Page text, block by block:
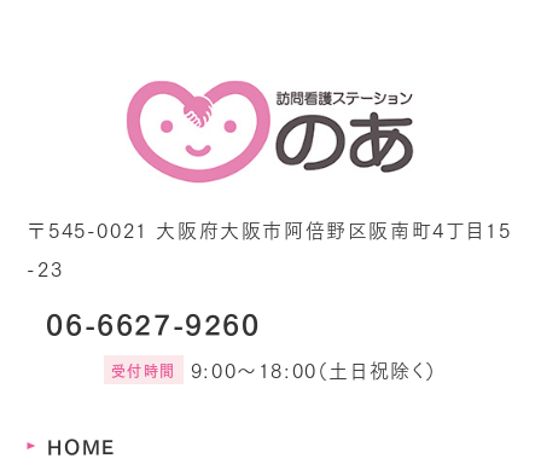
〒545-0021 大阪府大阪市阿倍野区阪南町4丁目15
-23
06-6627-9260
受付時間 9:00～18:00（土日祝除く）
HOME